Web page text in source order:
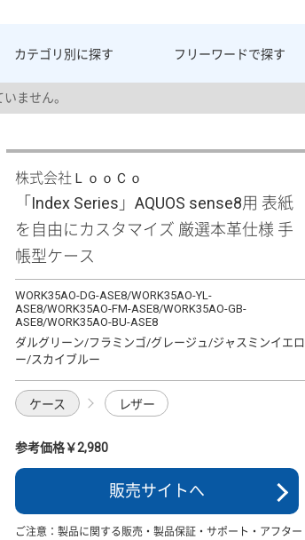
カテゴリ別に探す フリーワードで探す
ません。
株式会社ＬｏｏＣｏ
「Index Series」AQUOS sense8用 表紙
を自由にカスタマイズ 厳選本革仕様 手
帳型ケース
WORK35AO-DG-ASE8/WORK35AO-YL-
ASE8/WORK35AO-FM-ASE8/WORK35AO-GB-
ASE8/WORK35AO-BU-ASE8
ダルグリーン/フラミンゴ/グレージュ/ジャスミンイエロ
ー/スカイブルー
ケース レザー
参考価格￥2,980
販売サイトへ
ご注意：製品に関する販売・製品保証・サポート・アフター